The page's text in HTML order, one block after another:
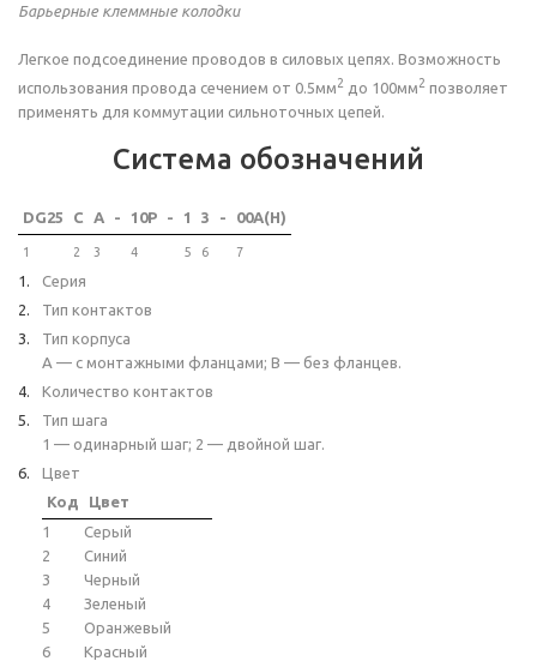
Барьерные клеммные колодки
Легкое подсоединение проводов в силовых цепях. Возможность
использования провода сечением от 0.5мм2 до 100мм2 позволяет
применять для коммутации сильноточных цепей.
Система обозначений
DG25 C A - 10P - 1 3 - 00A(H)
1 2 3 4 5 6 7
Серия
Тип контактов
Тип корпуса
A — с монтажными фланцами; B — без фланцев.
Количество контактов
Тип шага
1 — одинарный шаг; 2 — двойной шаг.
Цвет
Код
Цвет
1
Серый
2
Синий
3
Черный
4
Зеленый
5
Оранжевый
6
Красный